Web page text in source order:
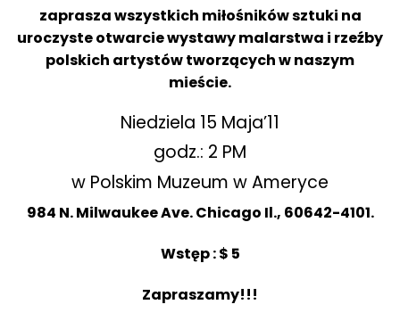
zaprasza wszystkich miłośników sztuki na
uroczyste otwarcie wystawy malarstwa i rzeźby
polskich artystów tworzących w naszym
mieście.
Niedziela 15 Maja’11
godz.: 2 PM
w Polskim Muzeum w Ameryce
984 N. Milwaukee Ave. Chicago Il., 60642-4101.
Wstęp : $ 5
Zapraszamy!!!